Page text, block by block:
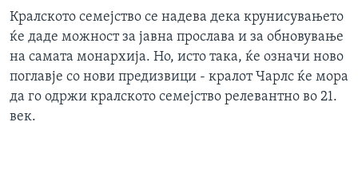
Кралското семејство се надева дека крунисувањето
ќе даде можност за јавна прослава и за обновување
на самата монархија. Но, исто така, ќе означи ново
поглавје со нови предизвици - кралот Чарлс ќе мора
да го одржи кралското семејство релевантно во 21.
век.